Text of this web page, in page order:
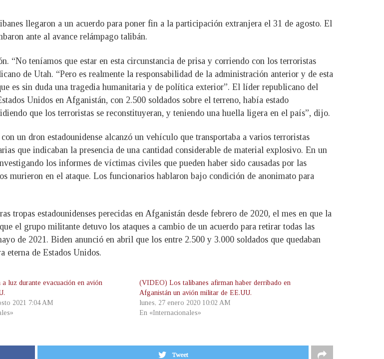
llegaron a un acuerdo para poner fin a la participación extranjera el 31 de agosto. El
ante al avance relámpago talibán.
“No teníamos que estar en esta circunstancia de prisa y corriendo con los terroristas
de Utah. “Pero es realmente la responsabilidad de la administración anterior y de esta
es sin duda una tragedia humanitaria y de política exterior”. El líder republicano del
Unidos en Afganistán, con 2.500 soldados sobre el terreno, había estado
que los terroristas se reconstituyeran, y teniendo una huella ligera en el país”, dijo.
un dron estadounidense alcanzó un vehículo que transportaba a varios terroristas
que indicaban la presencia de una cantidad considerable de material explosivo. En un
los informes de víctimas civiles que pueden haber sido causadas por las
murieron en el ataque. Los funcionarios hablaron bajo condición de anonimato para
tropas estadounidenses perecidas en Afganistán desde febrero de 2020, el mes en que la
el grupo militante detuvo los ataques a cambio de un acuerdo para retirar todas las
de 2021. Biden anunció en abril que los entre 2.500 y 3.000 soldados que quedaban
eterna de Estados Unidos.
luz durante evacuación en avión
2021 7:04 AM
(VIDEO) Los talibanes afirman haber derribado en
Afganistán un avión militar de EE.UU.
lunes, 27 enero 2020 10:02 AM
En «Internacionales»
Tweet